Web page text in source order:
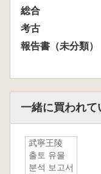
総合
考古
報告書（未分類）
一緒に買われて
武寧王陵
출토 유물
분석 보고서